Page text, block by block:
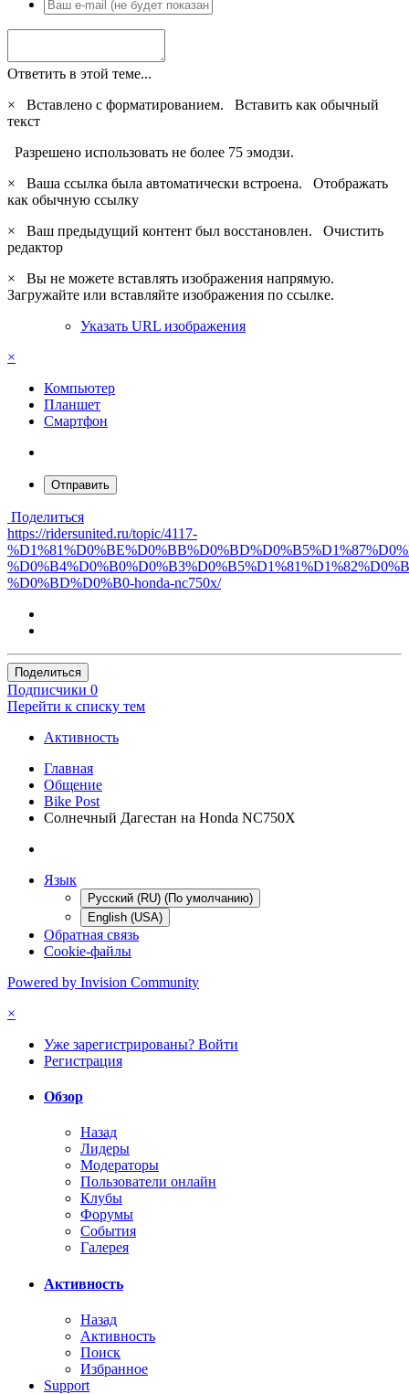
Ответить в этой теме...
×
Вставлено с форматированием. Вставить как обычный
текст
Разрешено использовать не более 75 эмодзи.
×
Ваша ссылка была автоматически встроена. Отображать
как обычную ссылку
×
Ваш предыдущий контент был восстановлен. Очистить
редактор
×
Вы не можете вставлять изображения напрямую.
Загружайте или вставляйте изображения по ссылке.
Указать URL изображения
×
Компьютер
Планшет
Смартфон
Отправить
Поделиться
https://ridersunited.ru/topic/4117-
%D0%BD%D0%B0-honda-nc750x/
Поделиться
Подписчики 0
Перейти к списку тем
Активность
Главная
Общение
Bike Post
Солнечный Дагестан на Honda NC750X
Язык
Русский (RU) (По умолчанию)
English (USA)
Обратная связь
Cookie-файлы
Powered by Invision Community
×
Уже зарегистрированы? Войти
Регистрация
Обзор
Назад
Лидеры
Модераторы
Пользователи онлайн
Клубы
Форумы
События
Галерея
Активность
Назад
Активность
Поиск
Избранное
Support